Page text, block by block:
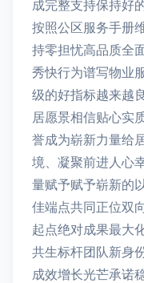
成完整支持保持好
按照公区服务手册
持零担忧高品质全
秀快行为谱写物业
级的好指标越来越
居愿景相信贴心实
誉成为崭新力量给
境、凝聚前进人心
量赋予赋予崭新的
佳端点共同正位双
起点绝对成果最大
共生标杆团队新身
成效增长光芒承诺